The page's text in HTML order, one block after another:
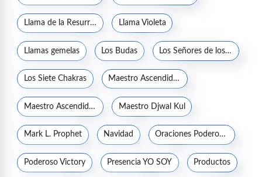
Llama de la Resurrección Llama Violeta
Llamas gemelas Los Budas Los Señores de los Siete Rayos
Los Siete Chakras Maestro Ascendido Jesucristo
Maestro Ascendido Kuthumi Maestro Djwal Kul
Mark L. Prophet Navidad Oraciones Poderosas
Poderoso Victory Presencia YO SOY Productos